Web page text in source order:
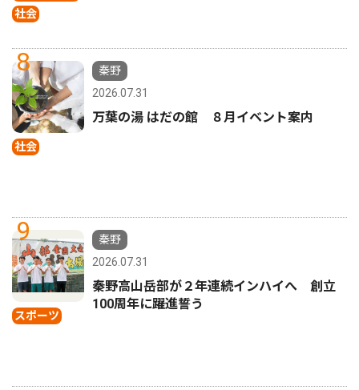
社会
8
社会
秦野
2026.07.31
万葉の湯 はだの館 ８月イベント案内
9
スポーツ
秦野
2026.07.31
秦野高山岳部が２年連続インハイへ 創立
100周年に躍進誓う